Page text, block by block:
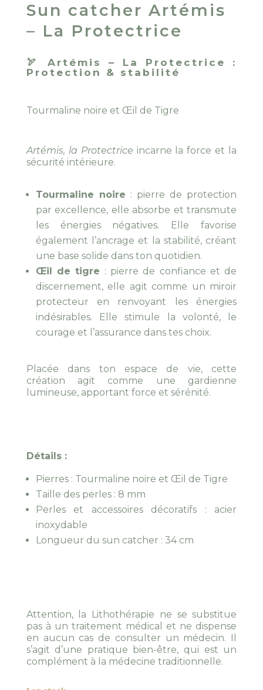
Sun catcher Artémis
– La Protectrice
🏹 Artémis – La Protectrice :
Protection & stabilité
Tourmaline noire et Œil de Tigre
Artémis, la Protectrice incarne la force et la
sécurité intérieure.
Tourmaline noire : pierre de protection
par excellence, elle absorbe et transmute
les énergies négatives. Elle favorise
également l’ancrage et la stabilité, créant
une base solide dans ton quotidien.
Œil de tigre : pierre de confiance et de
discernement, elle agit comme un miroir
protecteur en renvoyant les énergies
indésirables. Elle stimule la volonté, le
courage et l’assurance dans tes choix.
Placée dans ton espace de vie, cette
création agit comme une gardienne
lumineuse, apportant force et sérénité.
Détails :
Pierres : Tourmaline noire et Œil de Tigre
Taille des perles : 8 mm
Perles et accessoires décoratifs : acier
inoxydable
Longueur du sun catcher : 34 cm
Attention, la Lithothérapie ne se substitue
pas à un traitement médical et ne dispense
en aucun cas de consulter un médecin. Il
s’agit d’une pratique bien-être, qui est un
complément à la médecine traditionnelle.